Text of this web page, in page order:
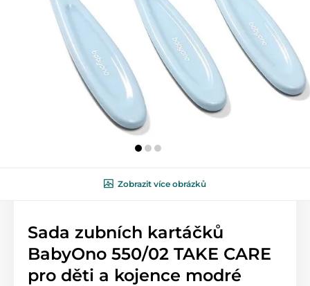
Zobrazit více obrázků
Sada zubních kartáčků
BabyOno 550/02 TAKE CARE
pro děti a kojence modré